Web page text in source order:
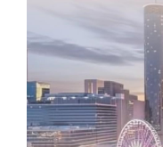
compradores. Sin
propiedad pueden
condado donde
consultar con un
inmobiliario local
mejor cómo estas